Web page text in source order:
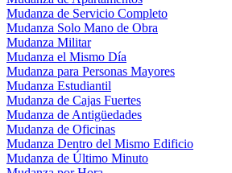
Mudanza de Servicio Completo
Mudanza Solo Mano de Obra
Mudanza Militar
Mudanza el Mismo Día
Mudanza para Personas Mayores
Mudanza Estudiantil
Mudanza de Cajas Fuertes
Mudanza de Antigüedades
Mudanza de Oficinas
Mudanza Dentro del Mismo Edificio
Mudanza de Último Minuto